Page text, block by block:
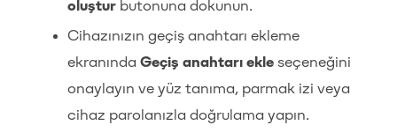
oluştur butonuna dokunun.
Cihazınızın geçiş anahtarı ekleme
ekranında Geçiş anahtarı ekleseçeneğini
onaylayın ve yüz tanıma, parmak izi veya
cihaz parolanızla doğrulama yapın.